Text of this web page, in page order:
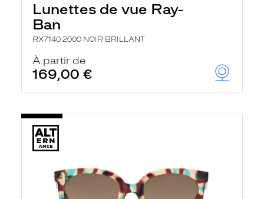
Lunettes de vue Ray-
Ban
RX7140 2000 NOIR BRILLANT
À partir de
169,00 €